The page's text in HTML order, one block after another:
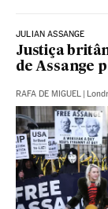
JULIAN ASSANGE
Justiça
de Assange
RAFA DE MIGUEL |